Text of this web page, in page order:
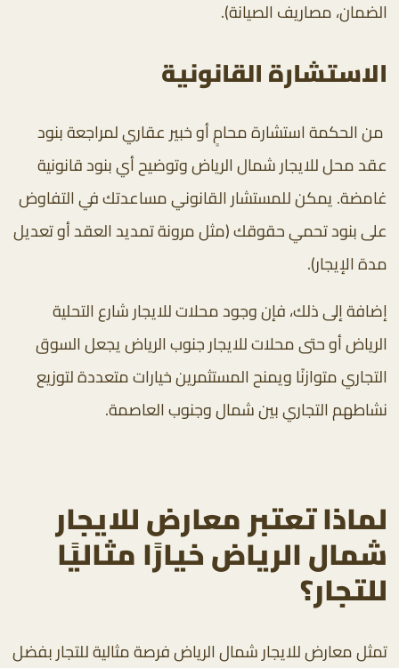
الضمان، مصاريف الصيانة).
الاستشارة القانونية
من الحكمة استشارة محامٍ أو خبير عقاري لمراجعة بنود
عقد محل للايجار شمال الرياض وتوضيح أي بنود قانونية
غامضة. يمكن للمستشار القانوني مساعدتك في التفاوض
على بنود تحمي حقوقك (مثل مرونة تمديد العقد أو تعديل
مدة الإيجار).
إضافة إلى ذلك، فإن وجود محلات للايجار شارع التحلية
الرياض أو حتى محلات للايجار جنوب الرياض يجعل السوق
التجاري متوازنًا ويمنح المستثمرين خيارات متعددة لتوزيع
نشاطهم التجاري بين شمال وجنوب العاصمة.
لماذا تعتبر معارض للايجار
شمال الرياض خيارًا مثاليًا
للتجار؟
تمثل معارض للايجار شمال الرياض فرصة مثالية للتجار بفضل